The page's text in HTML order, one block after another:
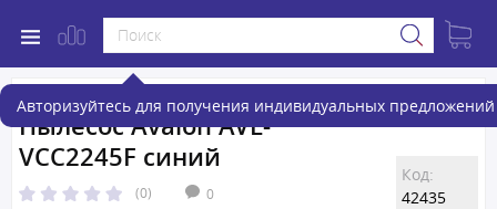
Авторизуйтесь для получения индивидуальных предложений
Пылесос Avalon AVL-
VCC2245F синий
(0) 0
Код:
42435